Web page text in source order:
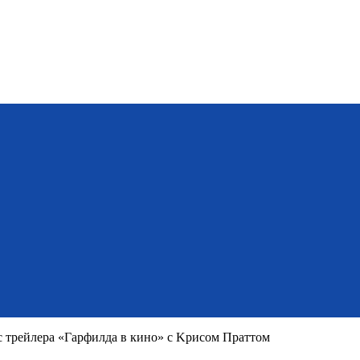
«Гapфилдa в кинo» c Kpиcoм Пpaттoм